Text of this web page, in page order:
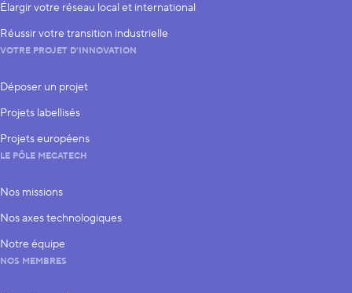
Élargir votre réseau local et international
Réussir votre transition industrielle
VOTRE PROJET D’INNOVATION
Déposer un projet
Projets labellisés
Projets européens
LE PÔLE MECATECH
Nos missions
Nos axes technologiques
Notre équipe
NOS MEMBRES